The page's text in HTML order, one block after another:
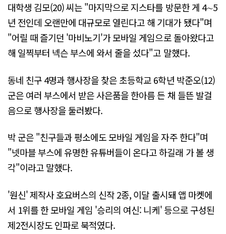
대학생 김모(20) 씨는 "마지막으로 지스타를 방문한 게 4∼5
년 전인데 오랜만에 대규모로 열린다고 해 기대가 됐다"며
"어릴 때 즐기던 '마비노기'가 모바일 게임으로 돌아왔다고
해 일찍부터 넥슨 부스에 와서 줄을 섰다"고 말했다.
동네 친구 4명과 행사장을 찾은 초등학교 6학년 박준오(12)
군은 여러 부스에서 받은 사은품을 한아름 든 채 들뜬 발걸
음으로 행사장을 둘러봤다.
박 군은 "친구들과 평소에도 모바일 게임을 자주 한다"며
"넷마블 부스에 유명한 유튜버들이 온다고 하길래 가 볼 생
각"이라고 말했다.
'원신' 제작사 호요버스의 신작 2종, 이달 출시돼 앱 마켓에
서 1위를 한 모바일 게임 '승리의 여신: 니케' 등으로 구성된
제2전시장도 인파로 북적였다.